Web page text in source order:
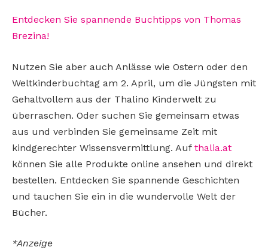
Entdecken Sie spannende Buchtipps von Thomas
Brezina!
Nutzen Sie aber auch Anlässe wie Ostern oder den
Weltkinderbuchtag am 2. April, um die Jüngsten mit
Gehaltvollem aus der Thalino Kinderwelt zu
überraschen. Oder suchen Sie gemeinsam etwas
aus und verbinden Sie gemeinsame Zeit mit
kindgerechter Wissensvermittlung. Auf thalia.at
können Sie alle Produkte online ansehen und direkt
bestellen. Entdecken Sie spannende Geschichten
und tauchen Sie ein in die wundervolle Welt der
Bücher.
*Anzeige